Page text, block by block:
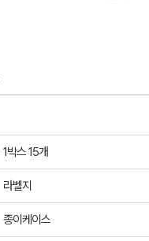
1박스 15개
라벨지
종이케이스